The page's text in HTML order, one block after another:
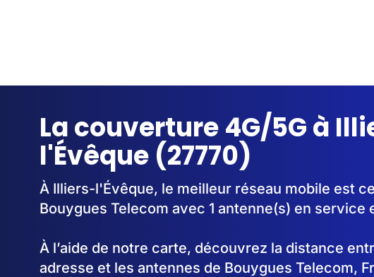
La couverture 4G/5G à
l'Évêque (27770)
À Illiers-l'Évêque, le meilleur réseau mobile est
Bouygues Telecom avec 1 antenne(s) en service
À l’aide de notre carte, découvrez la distance
adresse et les antennes de Bouygues Telecom,